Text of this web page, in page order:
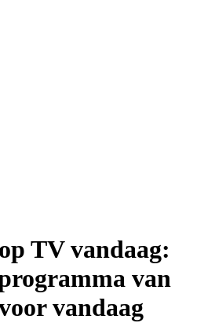
TV vandaag:
van
vandaag